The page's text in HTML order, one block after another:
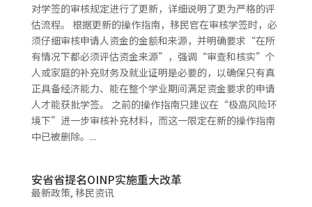
对学签的审核规定进行了更新，详细说明了更为严格的评
估流程。 根据更新的操作指南，移民官在审核学签时，必
须仔细审核申请人资金的金额和来源，并明确要求“在所
有情况下都必须评估资金来源”，强调“审查和核实”个
人或家庭的补充财务及就业证明是必要的，以确保只有真
正具备经济能力、能在整个学业期间满足资金要求的申请
人才能获批学签。 之前的操作指南只建议在“极高风险环
境下”进一步审核补充材料，而这一限定在新的操作指南
中已被删除。...
安省省提名OINP实施重大改革
最新政策, 移民资讯